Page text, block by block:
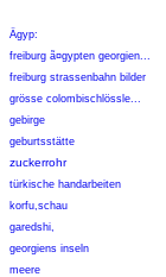
Ägyp:
freiburg ã¤gypten georgien...
freiburg strassenbahn bilder
grösse colombischlössle...
gebirge
geburtsstätte
zuckerrohr
türkische handarbeiten
korfu,schau
garedshi,
georgiens inseln
meere